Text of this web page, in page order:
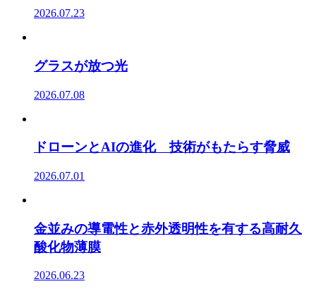
2026.07.23
グラスが放つ光
2026.07.08
ドローンとAIの進化 技術がもたらす脅威
2026.07.01
金並みの導電性と赤外透明性を有する高耐久
酸化物薄膜
2026.06.23